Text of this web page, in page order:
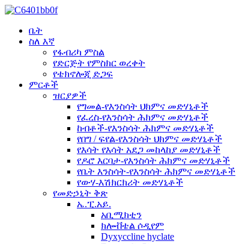
ቤት
ስለ እኛ
የፋብሪካ ምስል
የድርጅት የምስክር ወረቀት
የቴክኖሎጂ ድጋፍ
ምርቶች
ዝርያዎች
የግመል-የእንስሳት ህክምና መድሃኒቶች
የፈረስ-የእንስሳት ሕክምና መድሃኒቶች
ከብቶች-የእንስሳት ሕክምና መድሃኒቶች
የበግ / ፍየል-የእንስሳት ህክምና መድሃኒቶች
የእሳት የእሳት አደጋ መከላከያ መድሃኒቶች
የዶሮ እርባታ-የእንስሳት ሕክምና መድሃኒቶች
የቤት እንስሳት-የእንስሳት ሕክምና መድሃኒቶች
የውሃ-እሽክርክሪት መድሃኒቶች
የመድኃኒት ቅጽ
ኤ.ፒ.አይ.
አቢሚክቲን
ክሎቭቴል ሶዲየም
Dyxyccline hyclate